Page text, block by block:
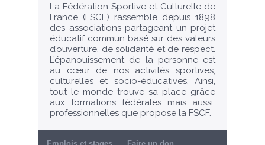
La Fédération Sportive et Culturelle de
France (FSCF) rassemble depuis 1898
des associations partageant un projet
éducatif commun basé sur des valeurs
d’ouverture, de solidarité et de respect.
L’épanouissement de la personne est
au cœur de nos activités sportives,
culturelles et socio-éducatives. Ainsi,
tout le monde trouve sa place grâce
aux formations fédérales mais aussi
professionnelles que propose la FSCF.